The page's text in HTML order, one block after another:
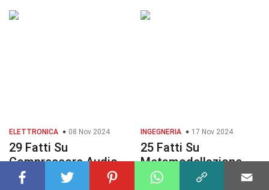
ELETTRONICA 08 Nov 2024
29 Fatti Su
Compressore Audio
INGEGNERIA 17 Nov 2024
25 Fatti Su
Metamodellazione